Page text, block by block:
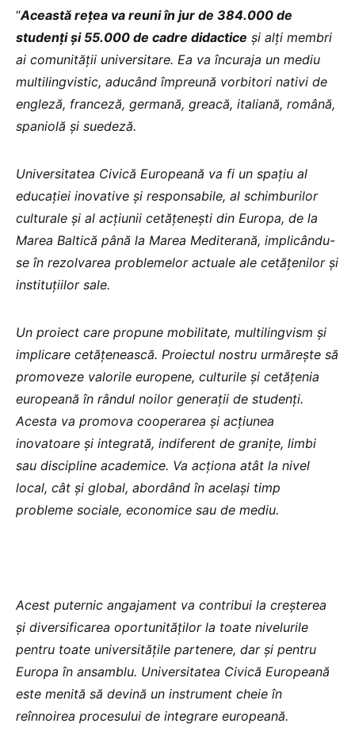
“Această rețea va reuni în jur de 384.000 de
studenți și 55.000 de cadre didactice și alți membri
ai comunității universitare. Ea va încuraja un mediu
multilingvistic, aducând împreună vorbitori nativi de
engleză, franceză, germană, greacă, italiană, română,
spaniolă și suedeză.
Universitatea Civică Europeană va fi un spațiu al
educației inovative și responsabile, al schimburilor
culturale și al acțiunii cetățenești din Europa, de la
Marea Baltică până la Marea Mediterană, implicându-
se în rezolvarea problemelor actuale ale cetățenilor și
instituțiilor sale.
Un proiect care propune mobilitate, multilingvism și
implicare cetățenească. Proiectul nostru urmărește să
promoveze valorile europene, culturile și cetățenia
europeană în rândul noilor generații de studenți.
Acesta va promova cooperarea și acțiunea
inovatoare și integrată, indiferent de granițe, limbi
sau discipline academice. Va acționa atât la nivel
local, cât și global, abordând în același timp
probleme sociale, economice sau de mediu.
Acest puternic angajament va contribui la creșterea
și diversificarea oportunităților la toate nivelurile
pentru toate universitățile partenere, dar și pentru
Europa în ansamblu. Universitatea Civică Europeană
este menită să devină un instrument cheie în
reînnoirea procesului de integrare europeană.